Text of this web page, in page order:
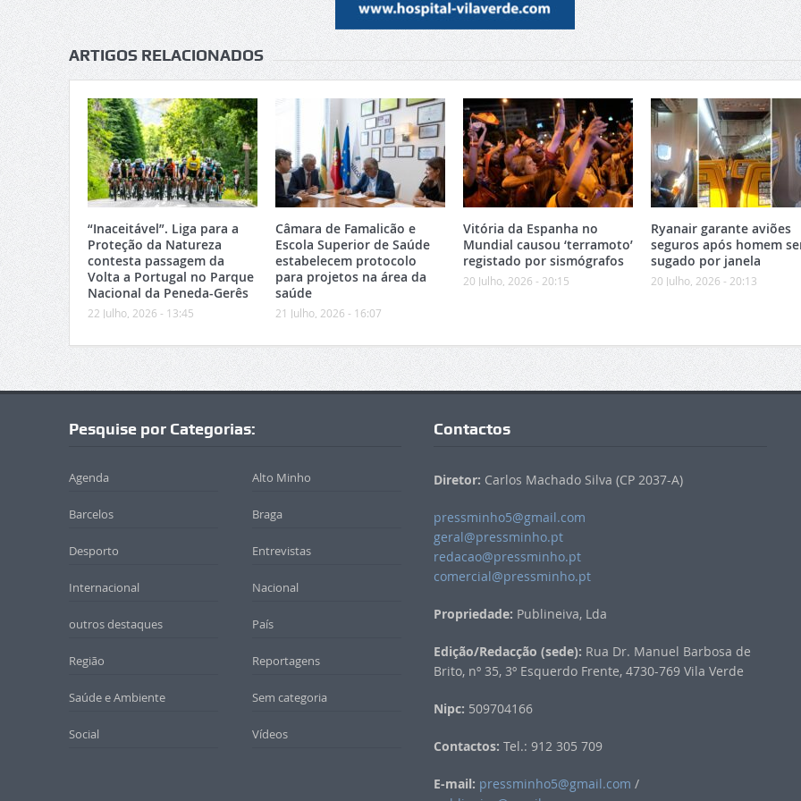
ARTIGOS RELACIONADOS
“Inaceitável”. Liga para a
Proteção da Natureza
contesta passagem da
Volta a Portugal no Parque
Nacional da Peneda-Gerês
22 Julho, 2026 - 13:45
Câmara de Famalicão e
Escola Superior de Saúde
estabelecem protocolo
para projetos na área da
saúde
21 Julho, 2026 - 16:07
Vitória da Espanha no
Mundial causou ‘terramoto’
registado por sismógrafos
20 Julho, 2026 - 20:15
Ryanair garante aviões
seguros após homem
sugado por janela
20 Julho, 2026 - 20:13
Pesquise por Categorias:
Agenda Alto Minho
Barcelos Braga
Desporto Entrevistas
Internacional Nacional
outros destaques País
Região Reportagens
Saúde e Ambiente Sem categoria
Social Vídeos
Contactos
Diretor: Carlos Machado Silva (CP 2037-A)
pressminho5@gmail.com
geral@pressminho.pt
redacao@pressminho.pt
comercial@pressminho.pt
Propriedade: Publineiva, Lda
Edição/Redacção (sede): Rua Dr. Manuel Barbosa de
Brito, nº 35, 3º Esquerdo Frente, 4730-769 Vila Verde
Nipc: 509704166
Contactos: Tel.: 912 305 709
E-mail: pressminho5@gmail.com /